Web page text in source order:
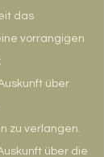
das
vorrangigen
über
zu verlangen.
über die